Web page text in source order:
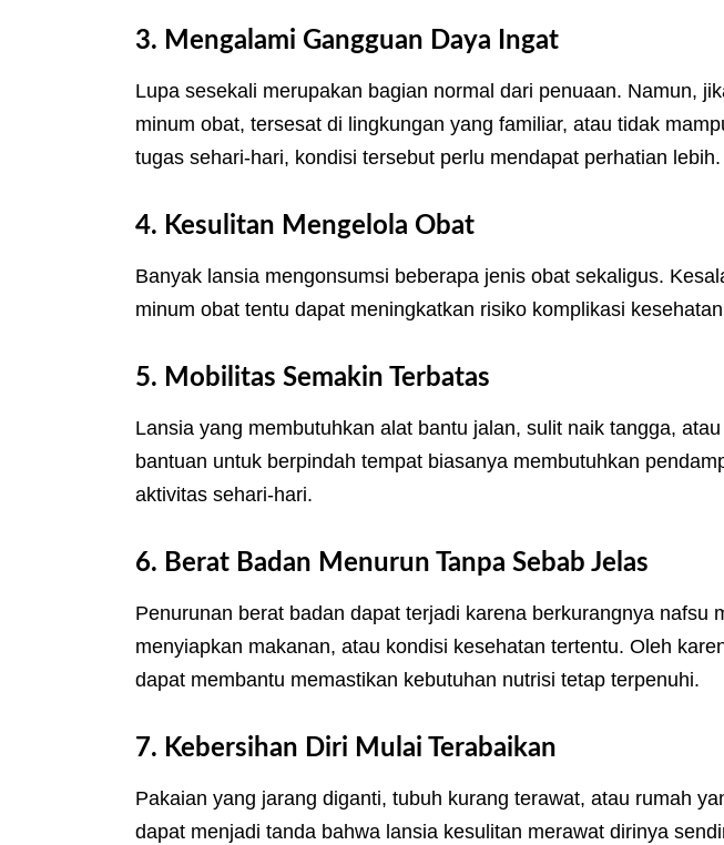
3. Mengalami Gangguan Daya Ingat
Lupa sesekali merupakan bagian normal dari penuaan. Namun,
minum obat, tersesat di lingkungan yang familiar, atau tidak
tugas sehari-hari, kondisi tersebut perlu mendapat perhatian lebih.
4. Kesulitan Mengelola Obat
Banyak lansia mengonsumsi beberapa jenis obat sekaligus.
minum obat tentu dapat meningkatkan risiko komplikasi
5. Mobilitas Semakin Terbatas
Lansia yang membutuhkan alat bantu jalan, sulit naik tangga,
bantuan untuk berpindah tempat biasanya membutuhkan
aktivitas sehari-hari.
6. Berat Badan Menurun Tanpa Sebab Jelas
Penurunan berat badan dapat terjadi karena berkurangnya nafsu
menyiapkan makanan, atau kondisi kesehatan tertentu. Oleh
dapat membantu memastikan kebutuhan nutrisi tetap terpenuhi.
7. Kebersihan Diri Mulai Terabaikan
Pakaian yang jarang diganti, tubuh kurang terawat, atau rumah
dapat menjadi tanda bahwa lansia kesulitan merawat dirinya